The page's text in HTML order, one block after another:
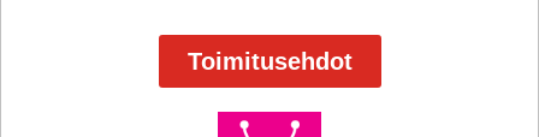
Toimitusehdot